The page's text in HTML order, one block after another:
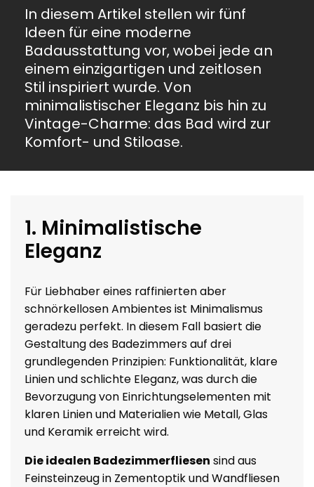
In diesem Artikel stellen wir fünf
Ideen für eine moderne
Badausstattung vor, wobei jede an
einem einzigartigen und zeitlosen
Stil inspiriert wurde. Von
minimalistischer Eleganz bis hin zu
Vintage-Charme: das Bad wird zur
Komfort- und Stiloase.
1. Minimalistische
Eleganz
Für Liebhaber eines raffinierten aber
schnörkellosen Ambientes ist Minimalismus
geradezu perfekt. In diesem Fall basiert die
Gestaltung des Badezimmers auf drei
grundlegenden Prinzipien: Funktionalität, klare
Linien und schlichte Eleganz, was durch die
Bevorzugung von Einrichtungselementen mit
klaren Linien und Materialien wie Metall, Glas
und Keramik erreicht wird.
Die idealen Badezimmerfliesen sind aus
Feinsteinzeug in Zementoptik und Wandfliesen